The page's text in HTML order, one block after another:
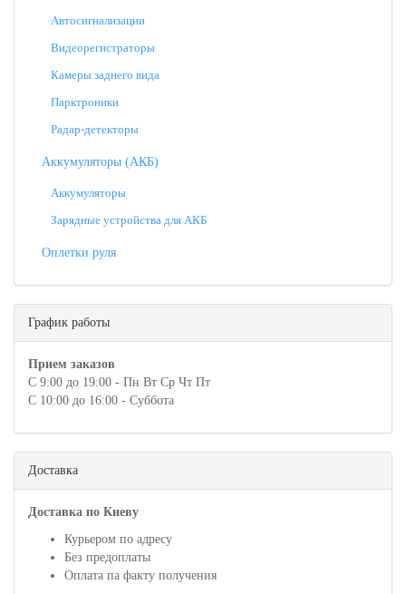
Автосигнализации
Видеорегистраторы
Камеры заднего вида
Парктроники
Радар-детекторы
Аккумуляторы (АКБ)
Аккумуляторы
Зарядные устройства для АКБ
Оплетки руля
График работы
Прием заказов
С 9:00 до 19:00 - Пн Вт Ср Чт Пт
С 10:00 до 16:00 - Суббота
Доставка
Доставка по Киеву
Курьером по адресу
Без предоплаты
Оплата па факту получения